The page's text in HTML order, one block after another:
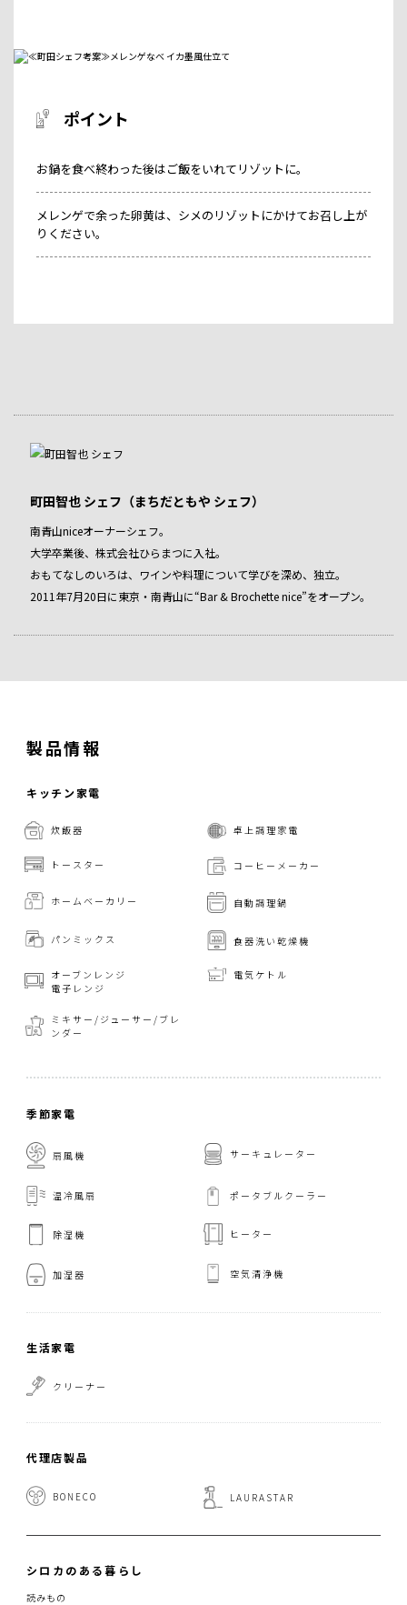
ポイント
お鍋を食べ終わった後はご飯をいれてリゾットに。
メレンゲで余った卵黄は、シメのリゾットにかけてお召し上が
りください。
町田智也 シェフ（まちだともや シェフ）
南青山niceオーナーシェフ。
大学卒業後、株式会社ひらまつに入社。
おもてなしのいろは、ワインや料理について学びを深め、独立。
2011年7月20日に東京・南青山に“Bar & Brochette nice”をオープン。
製品情報
キッチン家電
炊飯器 卓上調理家電
トースター コーヒーメーカー
ホームベーカリー 自動調理鍋
パンミックス 食器洗い乾燥機
オーブンレンジ
電子レンジ
電気ケトル
ミキサー/ジューサー/ ブレ
ンダー
季節家電
扇風機 サーキュレーター
温冷風扇 ポータブルクーラー
除湿機 ヒーター
加湿器 空気清浄機
生活家電
クリーナー
代理店製品
BONECO LAURASTAR
シロカのある暮らし
読みもの